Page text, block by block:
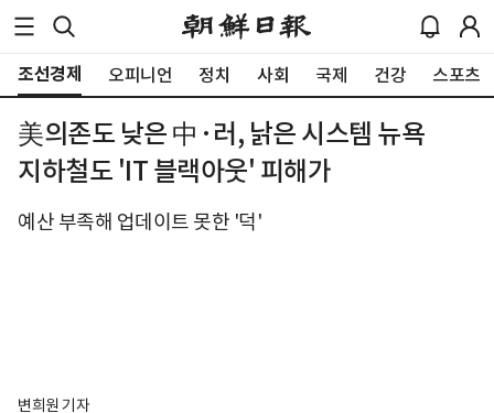
조선경제 오피니언 정치 사회 국제 건강 스포츠
美의존도 낮은 中·러, 낡은 시스템 뉴욕
지하철도 'IT 블랙아웃' 피해가
예산 부족해 업데이트 못한 '덕'
변희원 기자